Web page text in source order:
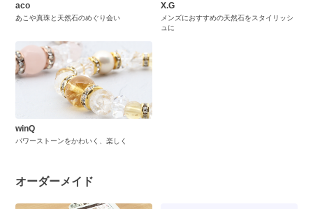
aco
あこや真珠と天然石のめぐり会い
X.G
メンズにおすすめの天然石をスタイリッシ
ュに
winQ
パワーストーンをかわいく、楽しく
オーダーメイド